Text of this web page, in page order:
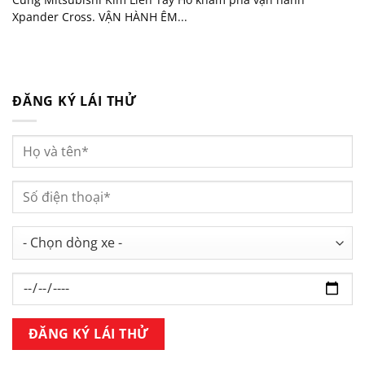
Xpander Cross. VẬN HÀNH ÊM...
ĐĂNG KÝ LÁI THỬ